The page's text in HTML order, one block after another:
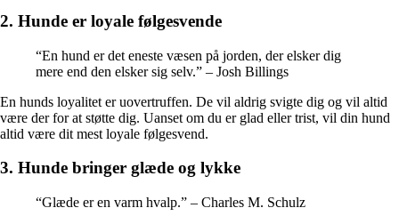
2. Hunde er loyale følgesvende
“En hund er det eneste væsen på jorden, der elsker dig
mere end den elsker sig selv.” – Josh Billings
En hunds loyalitet er uovertruffen. De vil aldrig svigte dig og vil altid
være der for at støtte dig. Uanset om du er glad eller trist, vil din hund
altid være dit mest loyale følgesvend.
3. Hunde bringer glæde og lykke
“Glæde er en varm hvalp.” – Charles M. Schulz